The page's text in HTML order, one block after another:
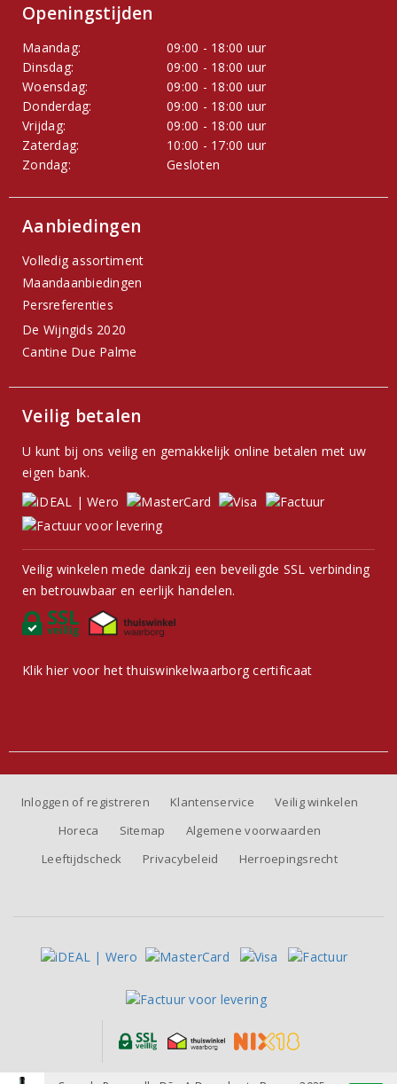
Openingstijden
Maandag:
09:00 - 18:00 uur
Dinsdag:
09:00 - 18:00 uur
Woensdag:
09:00 - 18:00 uur
Donderdag:
09:00 - 18:00 uur
Vrijdag:
09:00 - 18:00 uur
Zaterdag:
10:00 - 17:00 uur
Zondag:
Gesloten
Aanbiedingen
Volledig assortiment
Maandaanbiedingen
Persreferenties
De Wijngids 2020
Cantine Due Palme
Veilig betalen
U kunt bij ons veilig en gemakkelijk online betalen met uw
eigen bank.
Veilig winkelen mede dankzij een beveiligde SSL verbinding
en betrouwbaar en eerlijk handelen.
Klik hier voor het thuiswinkelwaarborg certificaat
Inloggen of registreren Klantenservice
Veilig winkelen
Horeca
Sitemap
Algemene voorwaarden
Leeftijdscheck
Privacybeleid Herroepingsrecht